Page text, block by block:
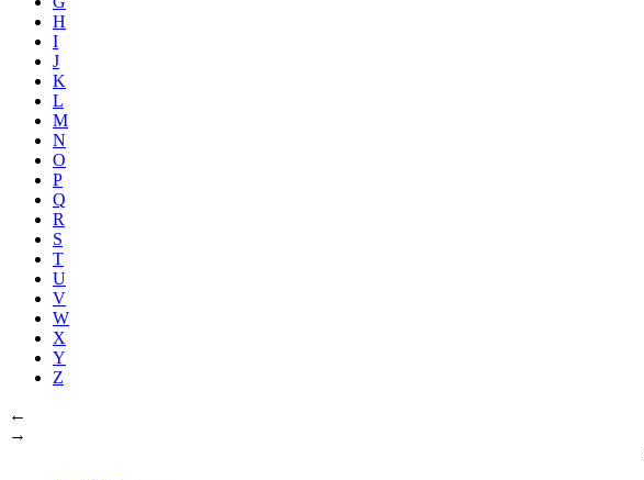
H
I
J
K
L
M
N
O
P
Q
R
S
T
U
V
W
X
Y
Z
←
→